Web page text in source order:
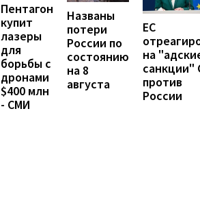
Пентагон
купит
лазеры
для
борьбы с
дронами
$400 млн
- СМИ
Названы
потери
России по
состоянию
на 8
августа
ЕС
на
санкции"
против
России